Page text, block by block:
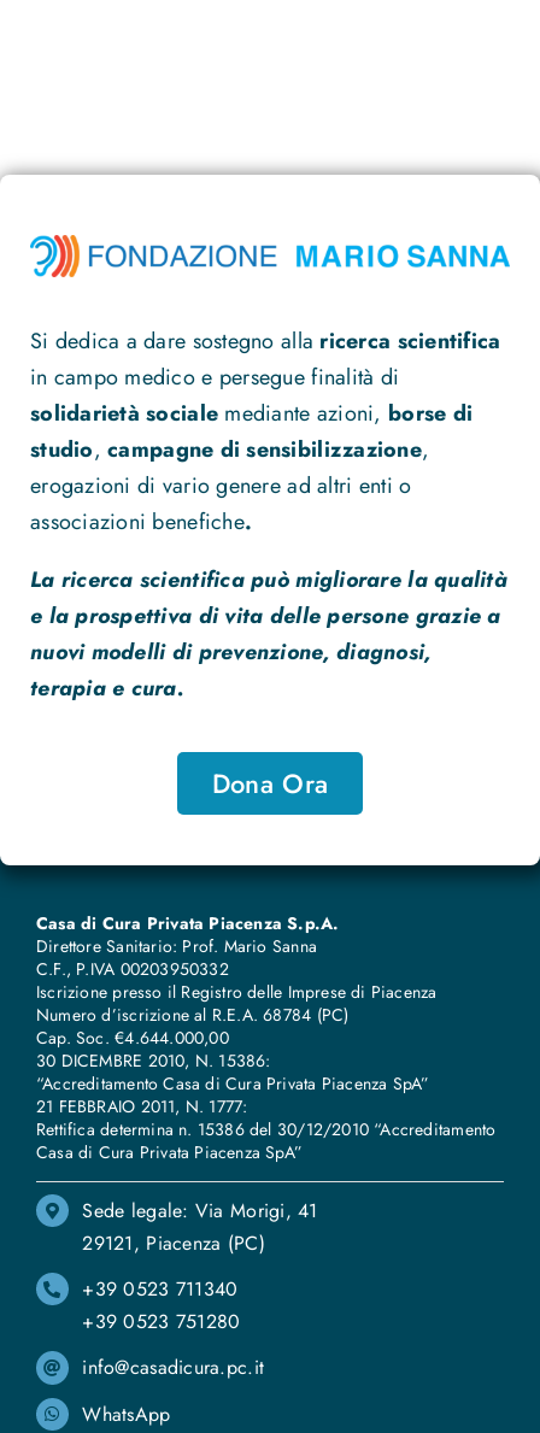
Si dedica a dare sostegno alla ricerca scientifica
in campo medico e persegue finalità di
solidarietà sociale mediante azioni, borse di
studio,campagne di sensibilizzazione,
erogazioni di vario genere ad altri enti o
associazioni benefiche.
La ricerca scientifica può migliorare la qualità
e la prospettiva di vita delle persone grazie a
nuovi modelli di prevenzione, diagnosi,
terapia e cura.
Dona Ora
Casa di Cura Privata Piacenza S.p.A.
Direttore Sanitario: Prof. Mario Sanna
C.F., P.IVA 00203950332
Iscrizione presso il Registro delle Imprese di Piacenza
Numero d’iscrizione al R.E.A. 68784 (PC)
Cap. Soc. €4.644.000,00
30 DICEMBRE 2010, N. 15386:
“Accreditamento Casa di Cura Privata Piacenza SpA”
21 FEBBRAIO 2011, N. 1777:
Rettifica determina n. 15386 del 30/12/2010 “Accreditamento
Casa di Cura Privata Piacenza SpA”
Sede legale: Via Morigi, 41
29121, Piacenza (PC)
+39 0523 711340
+39 0523 751280
info@casadicura.pc.it
WhatsApp